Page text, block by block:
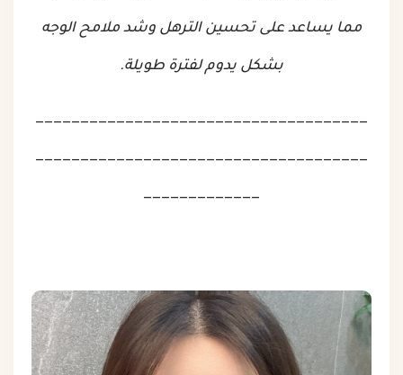
مما يساعد على تحسين الترهل وشد ملامح الوجه
بشكل يدوم لفترة طويلة.
_____________________________________
_____________________________________
_____________